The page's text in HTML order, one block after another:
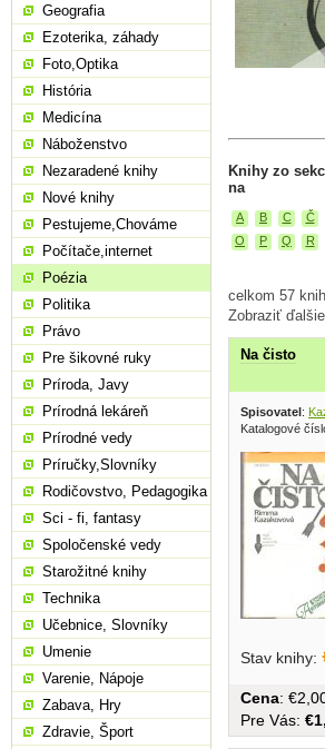
Knihy zo
na
A B C Č
O
P Q R
celkom 57
Zobraziť
Na čisto
Spisovatel:
Katalogové
Stav knihy:
Cena:
Pre Vás:
Geografia
Ezoterika, záhady
Foto,Optika
História
Medicína
Náboženstvo
Nezaradené knihy
Nové knihy
Pestujeme,Chováme
Počítače,internet
Poézia
Politika
Právo
Pre šikovné ruky
Príroda, Javy
Prírodná lekáreň
Prírodné vedy
Príručky,Slovníky
Rodičovstvo, Pedagogika
Sci - fi, fantasy
Spoločenské vedy
Starožitné knihy
Technika
Učebnice, Slovníky
Umenie
Varenie, Nápoje
Zabava, Hry
Zdravie, Šport